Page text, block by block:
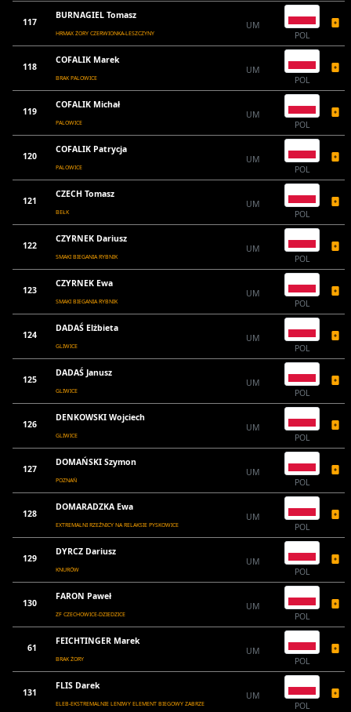
117
BURNAGIEL Tomasz
HRMAX ŻORY CZERWIONKA-LESZCZYNY
UM
POL
118
COFALIK Marek
BRAK PALOWICE
UM
POL
119
COFALIK Michał
PALOWICE
UM
POL
120
COFALIK Patrycja
PALOWICE
UM
POL
121
CZECH Tomasz
BEŁK
UM
POL
122
CZYRNEK Dariusz
SMAKI BIEGANIA RYBNIK
UM
POL
123
CZYRNEK Ewa
SMAKI BIEGANIA RYBNIK
UM
POL
124
DADAŚ Elżbieta
GLIWICE
UM
POL
125
DADAŚ Janusz
GLIWICE
UM
POL
126
DENKOWSKI Wojciech
GLIWICE
UM
POL
127
DOMAŃSKI Szymon
POZNAŃ
UM
POL
128
DOMARADZKA Ewa
EXTREMALNI RZEŹNICY NA RELAKSIE PYSKOWICE
UM
POL
129
DYRCZ Dariusz
KNURÓW
UM
POL
130
FARON Paweł
ZF CZECHOWICE-DZIEDZICE
UM
POL
61
FEICHTINGER Marek
BRAK ŻORY
UM
POL
131
FLIS Darek
ELEB-EKSTREMALNIE LENIWY ELEMENT BIEGOWY ZABRZE
UM
POL